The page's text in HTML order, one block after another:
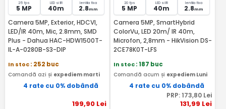
25 fps
5 MP
LED si IR
40m
lentila fixa
2.8mm
Camera 5MP, Exterior, HDCVI,
LED/IR 40m, Mic, 2.8mm, SMD
Plus - Dahua HAC-HDW1500T-
IL-A-0280B-S3-DIP
In stoc: 252 buc
Comandă azi și expediem marti
4 rate cu 0% dobândă
199,90Lei
20 fps
5 MP
LED si IR
40m
lentila fixa
2.8mm
Camera 5MP, SmartHybrid
ColorVu, LED 20m/ IR 40m,
Microfon, 2,8mm - HikVision DS-
2CE78K0T-LFS
In stoc: 187 buc
Comandă acum și expediem Luni
4 rate cu 0% dobândă
PRP: 173,80 Lei
131,99 Lei